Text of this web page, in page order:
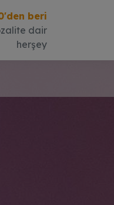
beri
dair
herşey